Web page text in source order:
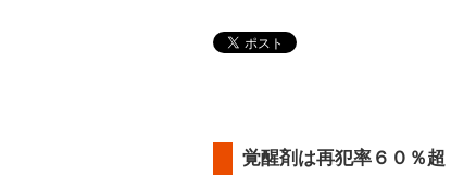
覚醒剤は再犯率６０％超